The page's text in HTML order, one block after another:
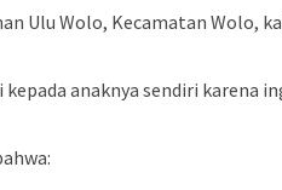
Ulu Wolo, Kecamatan Wolo,
anaknya sendiri karena